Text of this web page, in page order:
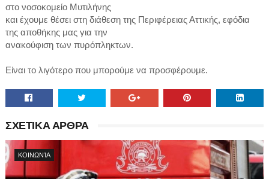
στο νοσοκομείο Μυτιλήνης
και έχουμε θέσει στη διάθεση της Περιφέρειας Αττικής, εφόδια
της αποθήκης μας για την
ανακούφιση των πυρόπληκτων.
Είναι το λιγότερο που μπορούμε να προσφέρουμε.
ΣΧΕΤΙΚΑ ΑΡΘΡΑ
ΚΟΙΝΩΝΊΑ